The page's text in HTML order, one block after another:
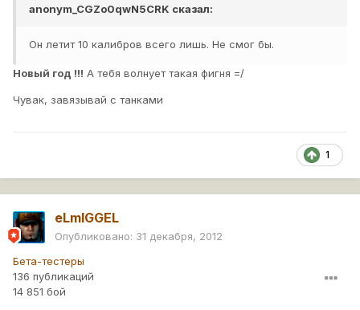
anonym_CGZo0qwN5CRK сказал:
Он летит 10 калибров всего лишь. Не смог бы.
Новый год !!! А тебя волнует такая фигня =/
Чувак, завязывай с танками
1
eLmIGGEL
Опубликовано: 31 декабря, 2012
Бета-тестеры
136 публикаций
14 851 бой